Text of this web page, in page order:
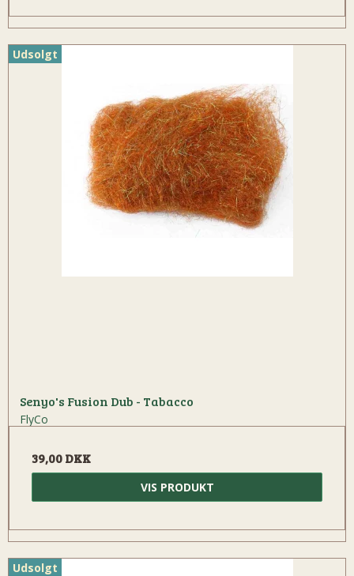
Udsolgt
Senyo's Fusion Dub - Tabacco
FlyCo
39,00 DKK
VIS PRODUKT
Udsolgt